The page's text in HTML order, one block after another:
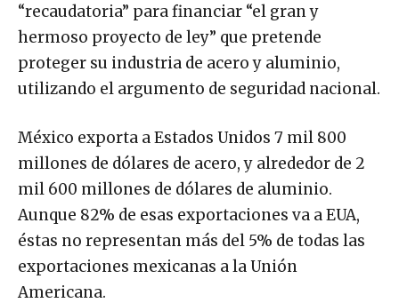
“recaudatoria” para financiar “el gran y
hermoso proyecto de ley” que pretende
proteger su industria de acero y aluminio,
utilizando el argumento de seguridad nacional.
México exporta a Estados Unidos 7 mil 800
millones de dólares de acero, y alrededor de 2
mil 600 millones de dólares de aluminio.
Aunque 82% de esas exportaciones va a EUA,
éstas no representan más del 5% de todas las
exportaciones mexicanas a la Unión
Americana.